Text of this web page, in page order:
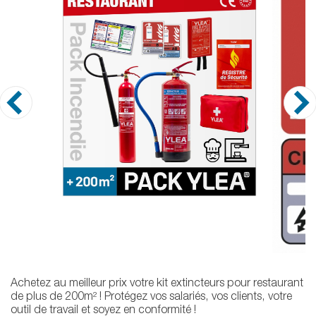
Achetez au meilleur prix votre kit extincteurs pour restaurant
de plus de 200m² ! Protégez vos salariés, vos clients, votre
outil de travail et soyez en conformité !